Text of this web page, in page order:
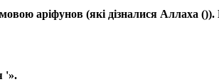
аріфунов (які дізналися Аллаха
'».